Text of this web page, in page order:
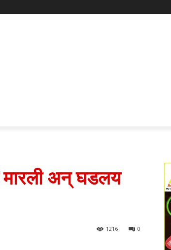
मारली अन् घडलय
0
1216